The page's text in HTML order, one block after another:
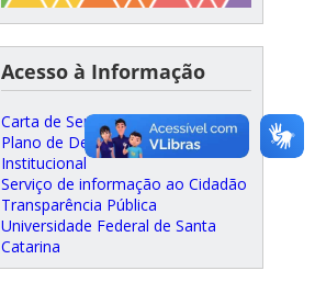
Acesso à Informação
Carta de Serviços ao Cidadão
Plano de Desenvolvimento
Institucional
Serviço de informação ao Cidadão
Transparência Pública
Universidade Federal de Santa
Catarina